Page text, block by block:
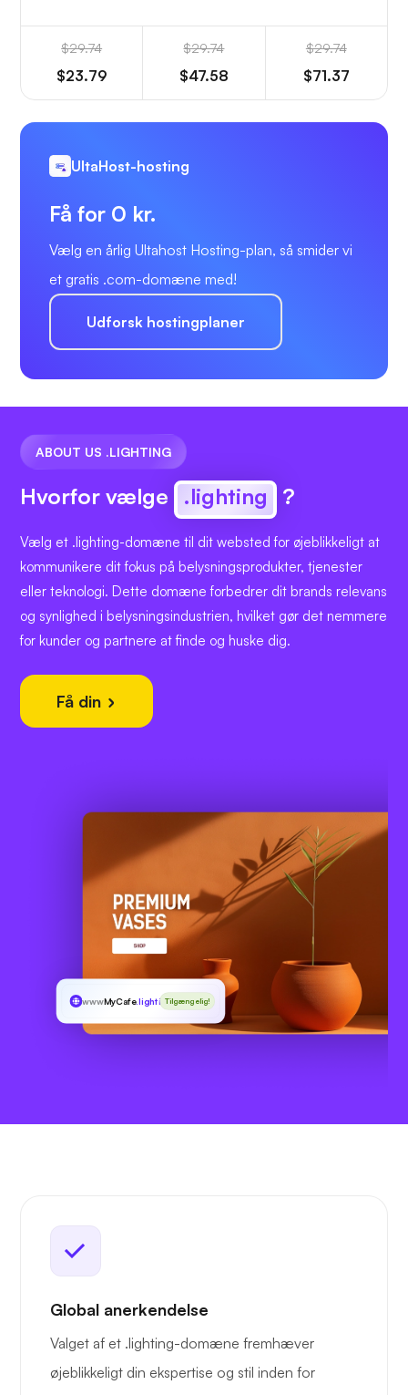
$29.74
$23.79
$29.74
$47.58
$29.74
$71.37
UltaHost-hosting
Få for 0 kr.
Vælg en årlig Ultahost Hosting-plan, så smider vi
et gratis .com-domæne med!
Udforsk hostingplaner
ABOUT US .LIGHTING
Hvorfor vælge .lighting ?
Vælg et .lighting-domæne til dit websted for øjeblikkeligt at
kommunikere dit fokus på belysningsprodukter, tjenester
eller teknologi. Dette domæne forbedrer dit brands relevans
og synlighed i belysningsindustrien, hvilket gør det nemmere
for kunder og partnere at finde og huske dig.
Få din
wwwMyCafe.lightingTilgængelig!
Global anerkendelse
Valget af et .lighting-domæne fremhæver
øjeblikkeligt din ekspertise og stil inden for